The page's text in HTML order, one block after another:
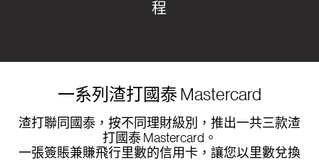
程
一系列渣打國泰 Mastercard
渣打聯同國泰，按不同理財級別，推出一共三款渣
打國泰 Mastercard。
一張簽賬兼賺飛行里數的信用卡，讓您以里數兌換